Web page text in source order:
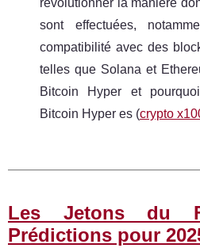
sont effectuées,
compatibilité avec des
telles que Solana et
Bitcoin Hyper et
Bitcoin Hyper es (crypto
Les Jetons du
Prédictions pour